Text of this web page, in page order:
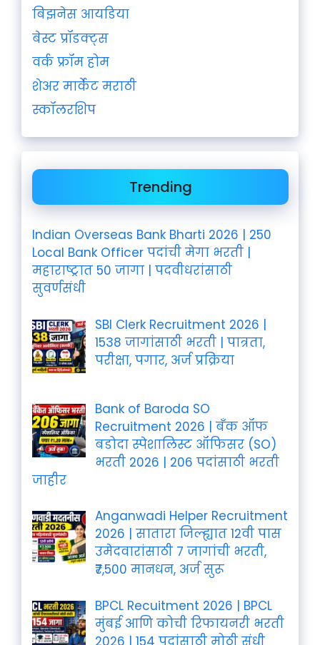
बिझनेस आयडिया
बेस्ट प्रॉडक्ट्स
वर्क फ्रॉम होम
शेअर मार्केट मराठी
स्कॉलरशिप
Trending
Indian Overseas Bank Bharti 2026 | 250
Local Bank Officer पदांची मेगा भरती |
महाराष्ट्रात 50 जागा | पदवीधरांसाठी
सुवर्णसंधी
SBI Clerk Recruitment 2026 |
1538 जागांसाठी भरती | पात्रता,
परीक्षा, पगार, अर्ज प्रक्रिया
Bank of Baroda SO
Recruitment 2026 | बँक ऑफ
बडोदा स्पेशालिस्ट ऑफिसर (SO)
भरती 2026 | 206 पदांसाठी भरती
जाहीर
Anganwadi Helper Recruitment
2026 | सातारा जिल्ह्यात 12वी पास
उमेदवारांसाठी 7 जागांची भरती,
₹7,500 मानधन, अर्ज सुरू
BPCL Recuitment 2026 | BPCL
मुंबई आणि कोची रिफायनरी भरती
2026 | 154 पदांसाठी मोठी संधी